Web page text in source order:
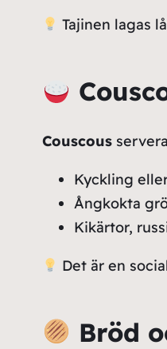
Tajinen lagas
Couscous
Kyckling
Ångkokta
Kikärtor,
Det är en
Bröd